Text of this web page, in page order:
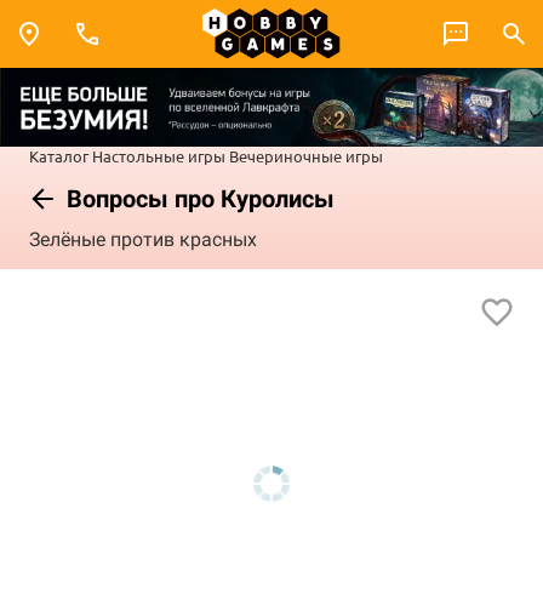
Каталог Настольные игры Вечериночные игры
Вопросы про Куролисы
Зелёные против красных